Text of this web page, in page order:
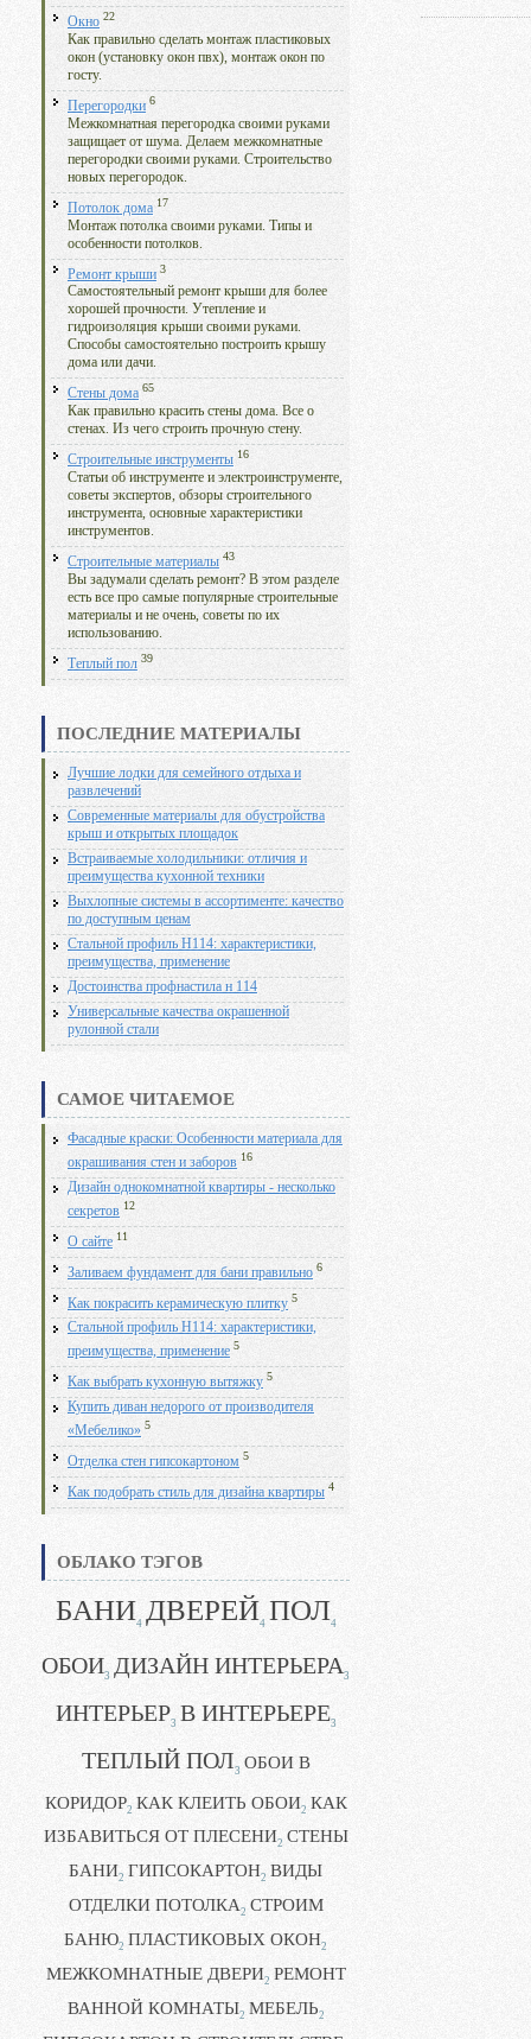
Окно 22
Как правильно сделать монтаж пластиковых
окон (установку окон пвх), монтаж окон по
госту.
Перегородки 6
Межкомнатная перегородка своими руками
защищает от шума. Делаем межкомнатные
перегородки своими руками. Строительство
новых перегородок.
Потолок дома 17
Монтаж потолка своими руками. Типы и
особенности потолков.
Ремонт крыши 3
Самостоятельный ремонт крыши для более
хорошей прочности. Утепление и
гидроизоляция крыши своими руками.
Способы самостоятельно построить крышу
дома или дачи.
Стены дома 65
Как правильно красить стены дома. Все о
стенах. Из чего строить прочную стену.
Строительные инструменты 16
Статьи об инструменте и электроинструменте,
советы экспертов, обзоры строительного
инструмента, основные характеристики
инструментов.
Строительные материалы 43
Вы задумали сделать ремонт? В этом разделе
есть все про самые популярные строительные
материалы и не очень, советы по их
использованию.
Теплый пол 39
ПОСЛЕДНИЕ МАТЕРИАЛЫ
Лучшие лодки для семейного отдыха и
развлечений
Современные материалы для обустройства
крыш и открытых площадок
Встраиваемые холодильники: отличия и
преимущества кухонной техники
Выхлопные системы в ассортименте: качество
по доступным ценам
Стальной профиль Н114: характеристики,
преимущества, применение
Достоинства профнастила н 114
Универсальные качества окрашенной
рулонной стали
САМОЕ ЧИТАЕМОЕ
Фасадные краски: Особенности материала для
окрашивания стен и заборов 16
Дизайн однокомнатной квартиры - несколько
секретов 12
О сайте 11
Заливаем фундамент для бани правильно 6
Как покрасить керамическую плитку 5
Стальной профиль Н114: характеристики,
преимущества, применение 5
Как выбрать кухонную вытяжку 5
Купить диван недорого от производителя
«Мебелико» 5
Отделка стен гипсокартоном 5
Как подобрать стиль для дизайна квартиры 4
ОБЛАКО ТЭГОВ
БАНИ4 ДВЕРЕЙ4 ПОЛ4
ОБОИ3 ДИЗАЙН ИНТЕРЬЕРА3
ИНТЕРЬЕР3 В ИНТЕРЬЕРЕ3
ТЕПЛЫЙ ПОЛ3 ОБОИ В
КОРИДОР2 КАК КЛЕИТЬ ОБОИ2 КАК
ИЗБАВИТЬСЯ ОТ ПЛЕСЕНИ2 СТЕНЫ
БАНИ2 ГИПСОКАРТОН2 ВИДЫ
ОТДЕЛКИ ПОТОЛКА2 СТРОИМ
БАНЮ2 ПЛАСТИКОВЫХ ОКОН2
МЕЖКОМНАТНЫЕ ДВЕРИ2 РЕМОНТ
ВАННОЙ КОМНАТЫ2 МЕБЕЛЬ2